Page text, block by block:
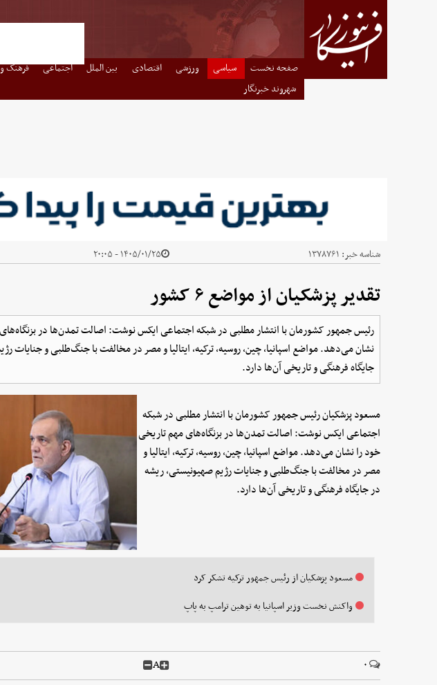
صفحه نخست سیاسی ورزشی اقتصادی بین الملل اجتماعی فرهنگ
شهروند خبرنگار
شناسه خبر: ۱۳۷۸۷۶۱ ۱۴۰۵/۰۱/۲۵ - ۲۰:۰۵
تقدیر پزشکیان از مواضع ۶ کشور
رئیس جمهور کشورمان با انتشار مطلبی در شبکه اجتماعی ایکس نوشت: اصالت تمدن‌ها در
نشان می‌دهد. مواضع اسپانیا، چین، روسیه، ترکیه، ایتالیا و مصر در مخالفت با جنگ‌طلبی و جنایات
جایگاه فرهنگی و تاریخی آن‌ها دارد.
مسعود پزشکیان رئیس جمهور کشورمان با انتشار مطلبی در شبکه
اجتماعی ایکس نوشت: اصالت تمدن‌ها در بزنگاه‌های مهم تاریخی
خود را نشان می‌دهد. مواضع اسپانیا، چین، روسیه، ترکیه، ایتالیا و
مصر در مخالفت با جنگ‌طلبی و جنایات رژیم صهیونیستی، ریشه
در جایگاه فرهنگی و تاریخی آن‌ها دارد.
مسعود پزشکیان از رئیس جمهور ترکیه تشکر کرد
واکنش نخست‌ وزیر اسپانیا به توهین ترامپ به پاپ
۰ A